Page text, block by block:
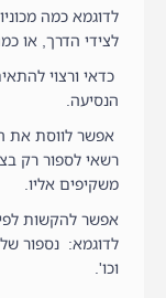
לדוגמא כמה
לצידי הדרך, או
כדאי ורצוי
הנסיעה.
רשאי לספור רק
משקיפים אליו.
אפשר להקשות לפי
לדוגמא: נספור
וכו'.